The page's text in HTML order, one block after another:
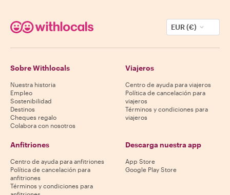
EUR (€)
Sobre Withlocals
Nuestra historia
Empleo
Sostenibilidad
Destinos
Cheques regalo
Colabora con nosotros
Viajeros
Centro de ayuda para viajeros
Política de cancelación para
viajeros
Términos y condiciones para
viajeros
Anfitriones
Centro de ayuda para anfitriones
Política de cancelación para
anfitriones
Términos y condiciones para
Descarga nuestra app
App Store
Google Play Store